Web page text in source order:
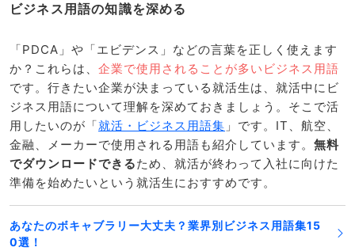
ビジネス用語の知識を深める
「PDCA」や「エビデンス」などの言葉を正しく使えます
か？これらは、 企業で使用されることが多いビジネス用語
です。行きたい企業が決まっている就活生は、就活中にビ
ジネス用語について理解を深めておきましょう。そこで活
用したいのが「就活・ビジネス用語集 」です。IT、航空、
金融、メーカーで使用される用語も紹介しています。 無料
でダウンロードできるため、就活が終わって入社に向けた
準備を始めたいという就活生におすすめです。
あなたのボキャブラリー大丈夫？業界別ビジネス用語集15
0選！